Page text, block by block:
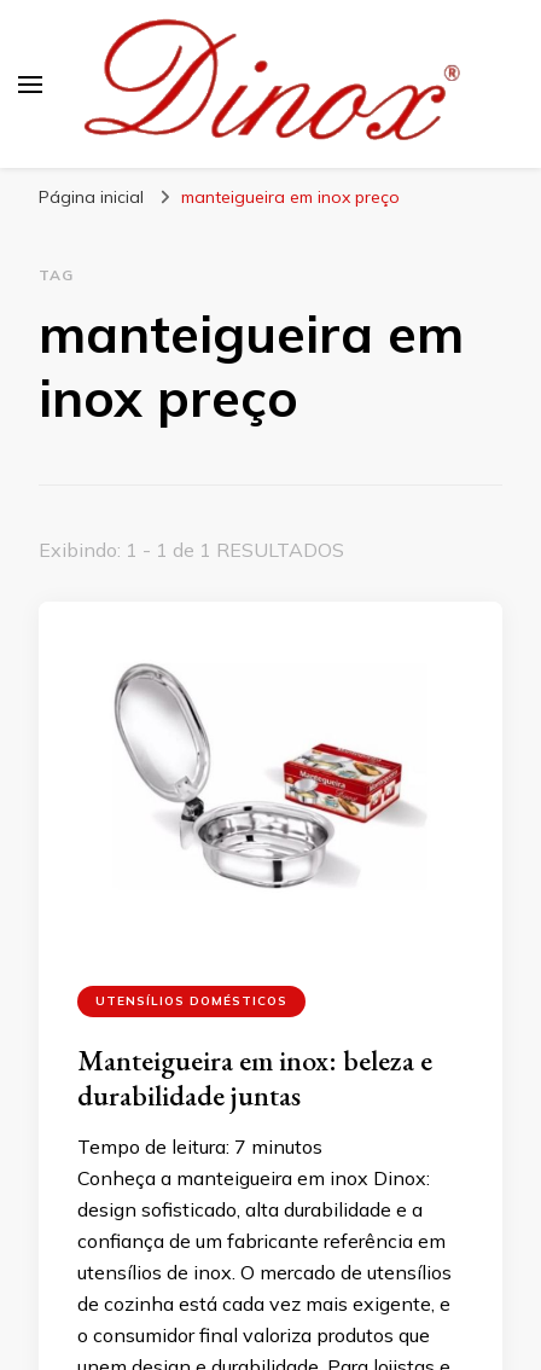
Página inicial manteigueira em inox preço
TAG
manteigueira em
inox preço
Exibindo: 1 - 1 de 1 RESULTADOS
UTENSÍLIOS DOMÉSTICOS
Manteigueira em inox: beleza e
durabilidade juntas
Tempo de leitura: 7 minutos
Conheça a manteigueira em inox Dinox:
design sofisticado, alta durabilidade e a
confiança de um fabricante referência em
utensílios de inox. O mercado de utensílios
de cozinha está cada vez mais exigente, e
o consumidor final valoriza produtos que